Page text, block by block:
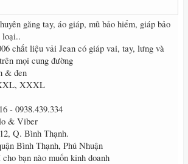
găng tay, áo giáp, mũ bảo hiểm, giáp bảo
loại..
chất liệu vải Jean có giáp vai, tay, lưng và
mọi cung đường
& đen
XXXL
- 0938.439.334
& Viber
Q. Bình Thạnh.
Bình Thạnh, Phú Nhuận
bạn nào muốn kinh doanh